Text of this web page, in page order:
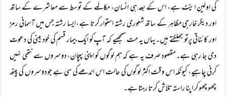
کی اولین اینٹ ہے، اس کے بعد ہی انسان، مکالمے کے توسط سے معاشرے کے ساتھ
اور دیگر خارجی مظاہر کے ساتھ شعوری رشتہ استوار کرتا ہے، ایسا رشتہ جس میں آسمانی رمز
اور کائناتی پرتو جھلکتے ہیں۔یہاں یہ مت سمجھیے کہ آپ کو ایک بیمار قسم کی خود بینی کی دعوت
دی جا رہی ہے۔ مقصود صرف یہ ہے کہ ہم لوگوں کو اپنی پہچان، دوسروں سے نتھی نہیں
کرنی چاہیے، کیونکہ اس وقت اکثر لوگوں کی حالت اس اندھے کی سی ہے جو دوسروں کی پیٹھ
چھو چھو کر اپنا راستہ تلاش کرتا رہتا ہے۔